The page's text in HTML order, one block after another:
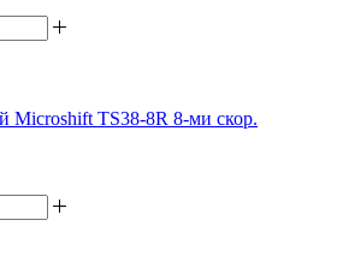
Microshift TS38-8R 8-ми скор.